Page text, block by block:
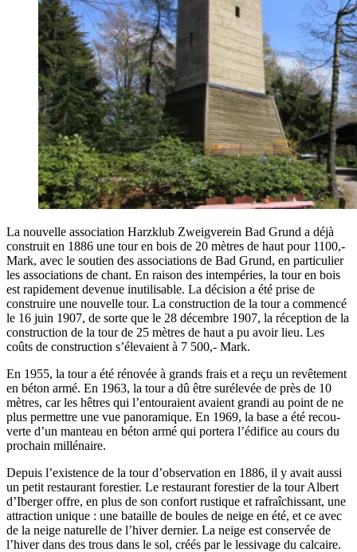
La nou­velle asso­cia­tion Harzk­lub Zweig­ve­rein Bad Grund a déjà
construit en 1886 une tour en bois de 20 mètres de haut pour 1100,-
Mark, avec le sou­tien des asso­cia­tions de Bad Grund, en par­ti­cu­lier
les asso­cia­tions de chant. En rai­son des intem­pé­ries, la tour en bois
est rapi­de­ment deve­nue inuti­li­sable. La déci­sion a été prise de
construire une nou­velle tour. La construc­tion de la tour a com­men­cé
le 16 juin 1907, de sorte que le 28 décembre 1907, la récep­tion de la
construc­tion de la tour de 25 mètres de haut a pu avoir lieu. Les
coûts de construc­tion s’é­le­vaient à 7 500,- Mark.
En 1955, la tour a été réno­vée à grands frais et a reçu un revê­te­ment
en béton armé. En 1963, la tour a dû être sur­éle­vée de près de 10
mètres, car les hêtres qui l’en­tou­raient avaient gran­di au point de ne
plus per­mettre une vue pano­ra­mique. En 1969, la base a été recou­
verte d’un man­teau en béton armé qui por­te­ra l’é­di­fice au cours du
pro­chain millénaire.
Depuis l’exis­tence de la tour d’ob­ser­va­tion en 1886, il y avait aus­si
un petit res­tau­rant fores­tier. Le res­tau­rant fores­tier de la tour Albert
d’I­ber­ger offre, en plus de son confort rus­tique et rafraî­chis­sant, une
attrac­tion unique : une bataille de boules de neige en été, et ce avec
de la neige natu­relle de l’hi­ver der­nier. La neige est conser­vée de
l’hi­ver dans des trous dans le sol, créés par le les­si­vage du calcaire.